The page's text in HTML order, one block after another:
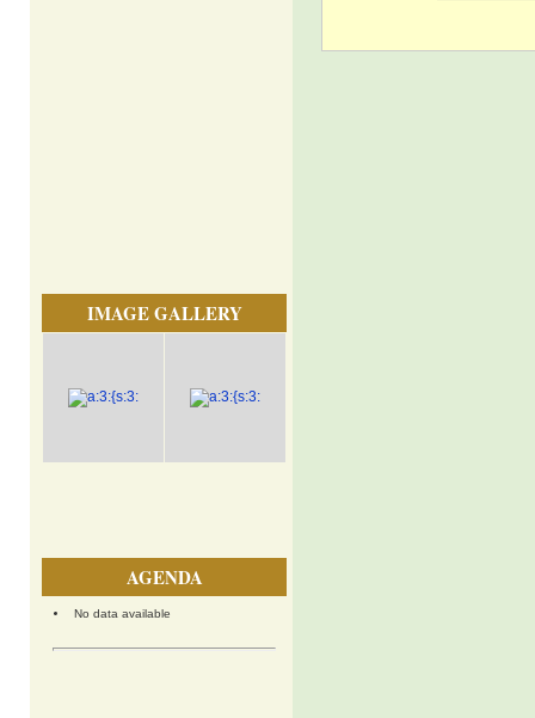
IMAGE GALLERY
AGENDA
No data available